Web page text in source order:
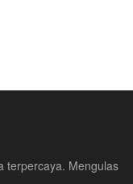
terpercaya. Mengulas